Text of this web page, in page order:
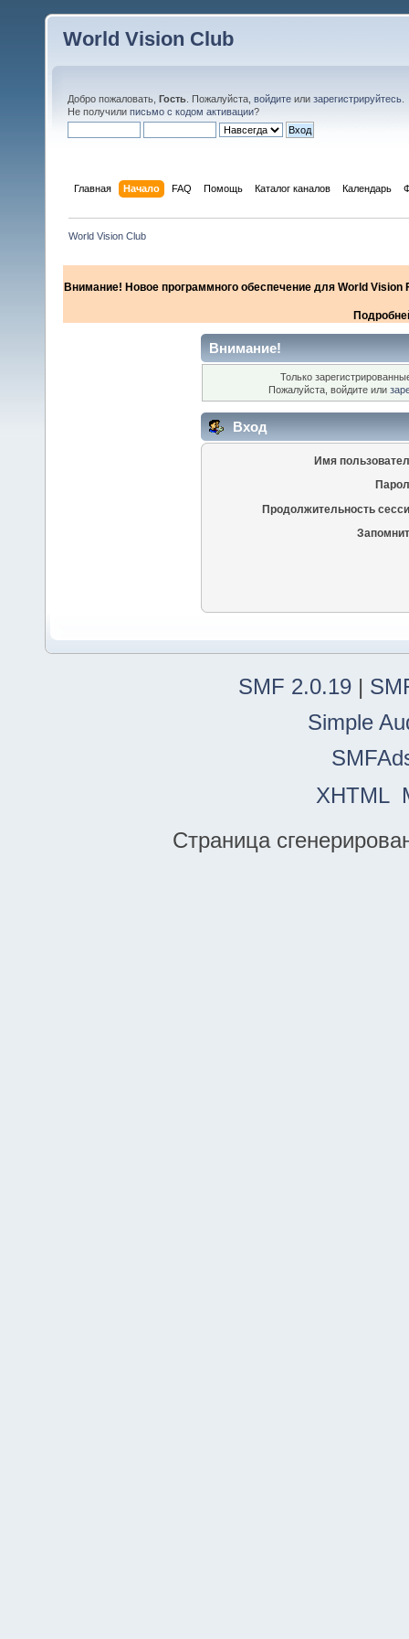
World Vision Club
Добро пожаловать, Гость . Пожалуйста, войдите или зарегистрируйтесь
Не получили письмо с кодом активации?
Главная Начало FAQ Помощь Каталог каналов Календарь
World Vision Club
Внимание! Новое программного обеспечение для World
Внимание!
Только
Пожалуйста, войдите или
Вход
Имя
Продолжительность
SMF 2.0.19 |
Simple
XHTML
Страница